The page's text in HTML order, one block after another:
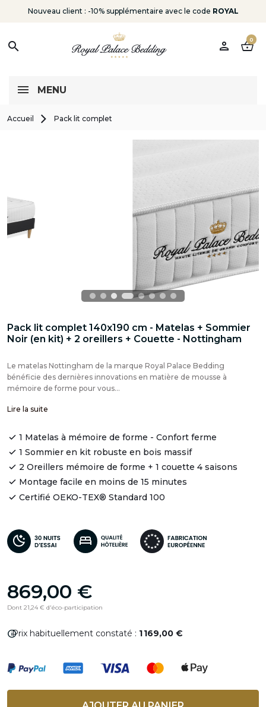
Nouveau client : -10% supplémentaire avec le code ROYAL
search person shopping_basket
0
MENU
Accueil Pack lit complet
Pack lit complet 140x190 cm - Matelas + Sommier
Noir (en kit) + 2 oreillers + Couette - Nottingham
Le matelas Nottingham de la marque Royal Palace Bedding
bénéficie des dernières innovations en matière de mousse à
mémoire de forme pour vous...
Lire la suite
1 Matelas à mémoire de forme - Confort ferme
1 Sommier en kit robuste en bois massif
2 Oreillers mémoire de forme + 1 couette 4 saisons
Montage facile en moins de 15 minutes
Certifié OEKO-TEX® Standard 100
869,00 €
Dont 21,24 € d'éco-participation
infoPrix habituellement constaté : 1 169,00 €